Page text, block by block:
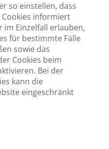
so einstellen, dass
Cookies informiert
im Einzelfall erlauben,
für bestimmte Fälle
sowie das
Cookies beim
Bei der
kann die
eingeschränkt